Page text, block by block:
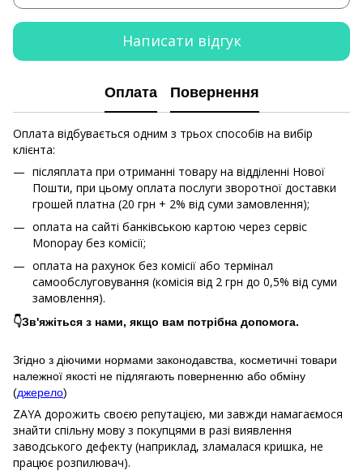
Написати відгук
Оплата Повернення
Оплата відбувається одним з трьох способів на вибір
клієнта:
післяплата при отриманні товару на відділенні Нової
Пошти, при цьому оплата послуги зворотної доставки
грошей платна (20 грн + 2% від суми замовлення);
оплата на сайті банківською картою через сервіс
Monopay без комісії;
оплата на рахунок без комісії або термінал
самообслуговування (комісія від 2 грн до 0,5% від суми
замовлення).
👇Зв'яжіться з нами, якщо вам потрібна допомога.
Згідно з діючими нормами законодавства, косметичні товари
належної якості не підлягають поверненню або обміну
(джерело)
ZAYA дорожить своєю репутацією, ми завжди намагаємося
знайти спільну мову з покупцями в разі виявлення
заводського дефекту (наприклад, зламалася кришка, не
працює розпилювач).